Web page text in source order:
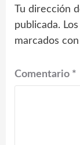
Tu dirección
publicada.
marcados con
Comentario *